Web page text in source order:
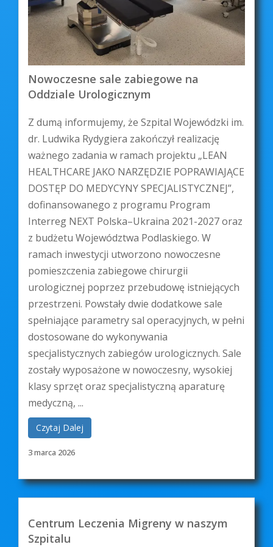
Nowoczesne sale zabiegowe na
Oddziale Urologicznym
Z dumą informujemy, że Szpital Wojewódzki im.
dr. Ludwika Rydygiera zakończył realizację
ważnego zadania w ramach projektu „LEAN
HEALTHCARE JAKO NARZĘDZIE POPRAWIAJĄCE
DOSTĘP DO MEDYCYNY SPECJALISTYCZNEJ”,
dofinansowanego z programu Program
Interreg NEXT Polska–Ukraina 2021-2027 oraz
z budżetu Województwa Podlaskiego. W
ramach inwestycji utworzono nowoczesne
pomieszczenia zabiegowe chirurgii
urologicznej poprzez przebudowę istniejących
przestrzeni. Powstały dwie dodatkowe sale
spełniające parametry sal operacyjnych, w pełni
dostosowane do wykonywania
specjalistycznych zabiegów urologicznych. Sale
zostały wyposażone w nowoczesny, wysokiej
klasy sprzęt oraz specjalistyczną aparaturę
medyczną, ...
Czytaj Dalej
3 marca 2026
Centrum Leczenia Migreny w naszym
Szpitalu